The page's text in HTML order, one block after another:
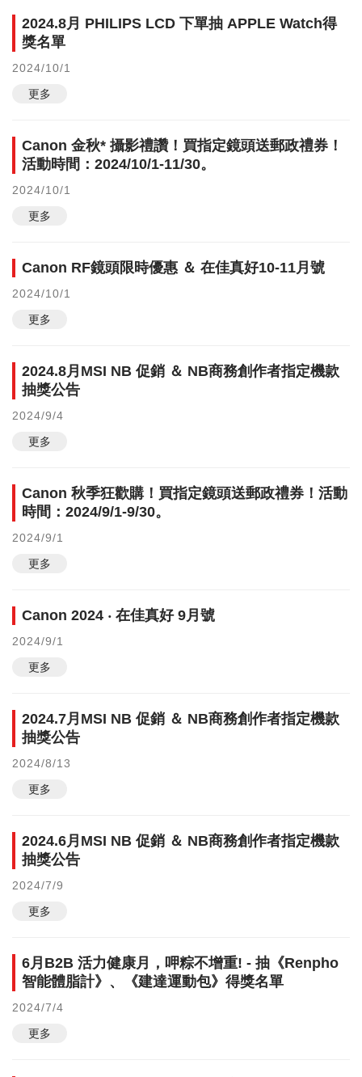
2024.8月 PHILIPS LCD 下單抽 APPLE Watch得
獎名單
2024/10/1
更多
Canon 金秋* 攝影禮讚！買指定鏡頭送郵政禮券！
活動時間：2024/10/1-11/30。
2024/10/1
更多
Canon RF鏡頭限時優惠 ＆ 在佳真好10-11月號
2024/10/1
更多
2024.8月MSI NB 促銷 ＆ NB商務創作者指定機款
抽獎公告
2024/9/4
更多
Canon 秋季狂歡購！買指定鏡頭送郵政禮券！活動
時間：2024/9/1-9/30。
2024/9/1
更多
Canon 2024 ‧ 在佳真好 9月號
2024/9/1
更多
2024.7月MSI NB 促銷 ＆ NB商務創作者指定機款
抽獎公告
2024/8/13
更多
2024.6月MSI NB 促銷 ＆ NB商務創作者指定機款
抽獎公告
2024/7/9
更多
6月B2B 活力健康月，呷粽不增重! - 抽《Renpho
智能體脂計》、《建達運動包》得獎名單
2024/7/4
更多